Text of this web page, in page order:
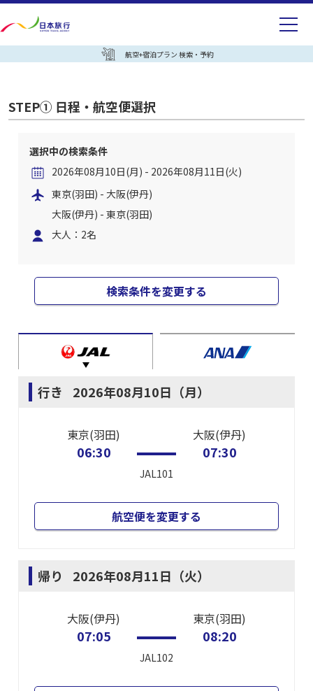
航空+宿泊プラン 検索・予約
STEP① 日程・航空便選択
選択中の検索条件
2026年08月10日(月) - 2026年08月11日(火)
東京(羽田) - 大阪(伊丹)
大阪(伊丹) - 東京(羽田)
大人：2名
検索条件を変更する
行き 2026年08月10日（月）
東京(羽田)
06:30
JAL101
大阪(伊丹)
07:30
航空便を変更する
帰り 2026年08月11日（火）
大阪(伊丹)
07:05
JAL102
東京(羽田)
08:20